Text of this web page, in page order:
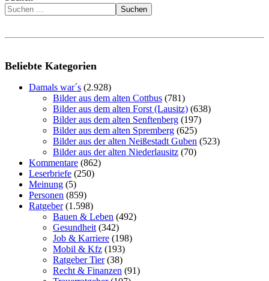
Suchen
Beliebte Kategorien
Damals war´s (2.928)
Bilder aus dem alten Cottbus (781)
Bilder aus dem alten Forst (Lausitz) (638)
Bilder aus dem alten Senftenberg (197)
Bilder aus dem alten Spremberg (625)
Bilder aus der alten Neißestadt Guben (523)
Bilder aus der alten Niederlausitz (70)
Kommentare (862)
Leserbriefe (250)
Meinung (5)
Personen (859)
Ratgeber(1.598)
Bauen & Leben (492)
Gesundheit (342)
Job & Karriere (198)
Mobil & Kfz (193)
Ratgeber Tier(38)
Recht & Finanzen (91)